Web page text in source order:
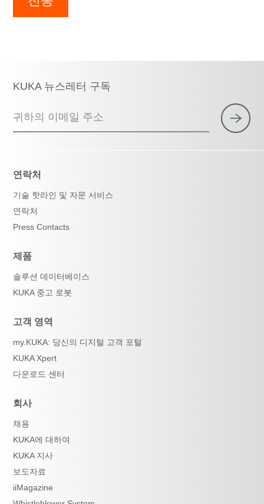
KUKA 뉴스레터 구독
귀하의 이메일 주소
연락처
기술 핫라인 및 자문 서비스
연락처
Press Contacts
제품
솔루션 데이터베이스
KUKA 중고 로봇
고객 영역
my.KUKA: 당신의 디지털 고객 포털
KUKA Xpert
다운로드 센터
회사
채용
KUKA에 대하여
KUKA 지사
보도자료
iiMagazine